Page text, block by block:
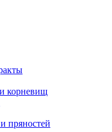
корневищ
пряностей